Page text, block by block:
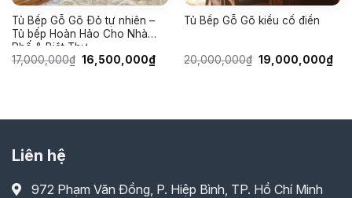
Tủ Bếp Gỗ Gõ Đỏ tự nhiên –
Tủ bếp Hoàn Hảo Cho Nhà
Phố & Biệt Thự
17,000,000₫ Giá
gốc
16,500,000₫Giá
hiện
Tủ Bếp Gỗ Gõ kiểu cổ điển
20,000,000₫ Giá
gốc
19,000,000₫Giá
Liên hệ
972 Phạm Văn Đồng, P. Hiệp Bình, TP. Hồ Chí Minh